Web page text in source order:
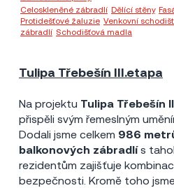
Celoskleněné zábradlí Dělící stěny,
Protidešťové žaluzie ,Venkovní
zábradlí Schodišťová madla
Tulipa Třebešín III.etapa
Na projektu Tulipa Třebešín
přispěli svým řemeslným
Dodali jsme celkem 986
balkonových zábradlís
rezidentům zajišťuje
bezpečnosti. Kromě toho